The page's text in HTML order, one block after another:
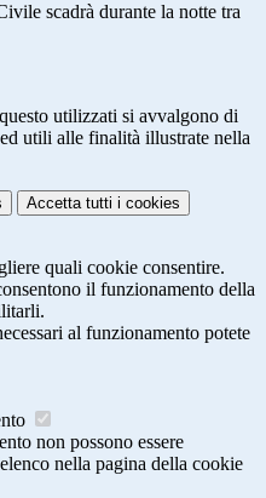
scadrà durante la notte tra
utilizzati si avvalgono di
utili alle finalità illustrate nella
Accetta tutti i cookies
quali cookie consentire.
il funzionamento della
al funzionamento potete
non possono essere
nella pagina della cookie